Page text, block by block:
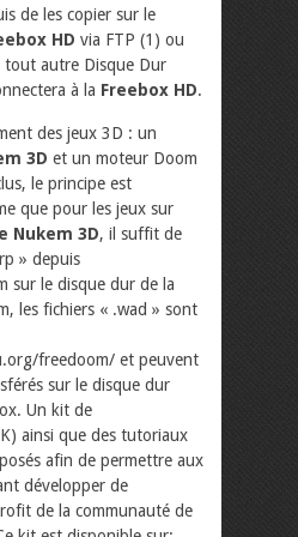
de les copier sur le
HD via FTP (1) ou
tout autre Disque Dur
à la Freebox HD.
des jeux 3D : un
3D et un moteur Doom
le principe est
que pour les jeux sur
Nukem 3D, il suffit de
» depuis
sur le disque dur de la
les fichiers « .wad » sont
freedoom/ et peuvent
sur le disque dur
Un kit de
ainsi que des tutoriaux
afin de permettre aux
développer de
de la communauté de